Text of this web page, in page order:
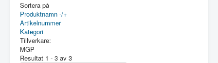
Sortera på
Produktnamn -/+
Artikelnummer
Kategori
Tillverkare:
MGP
Resultat 1 - 3 av 3